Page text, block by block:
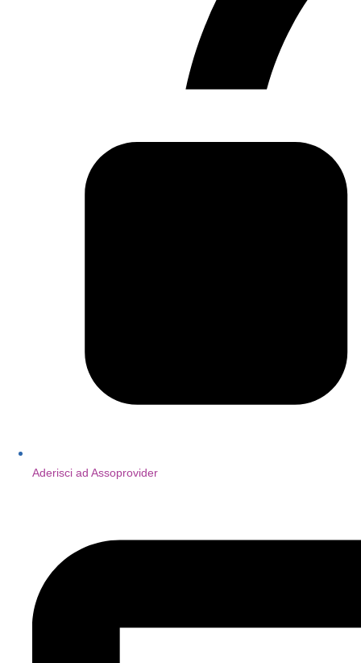
Aderisci ad Assoprovider